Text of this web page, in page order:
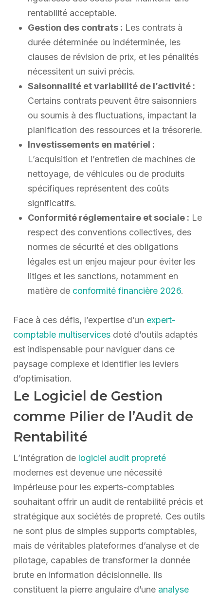
rentabilité acceptable.
Gestion des contrats : Les contrats à
durée déterminée ou indéterminée, les
clauses de révision de prix, et les pénalités
nécessitent un suivi précis.
Saisonnalité et variabilité de l’activité :
Certains contrats peuvent être saisonniers
ou soumis à des fluctuations, impactant la
planification des ressources et la trésorerie.
Investissements en matériel :
L’acquisition et l’entretien de machines de
nettoyage, de véhicules ou de produits
spécifiques représentent des coûts
significatifs.
Conformité réglementaire et sociale : Le
respect des conventions collectives, des
normes de sécurité et des obligations
légales est un enjeu majeur pour éviter les
litiges et les sanctions, notamment en
matière de conformité financière 2026.
Face à ces défis, l’expertise d’un expert-
comptable multiservicesdoté d’outils adaptés
est indispensable pour naviguer dans ce
paysage complexe et identifier les leviers
d’optimisation.
Le Logiciel de Gestion
comme Pilier de l’Audit de
Rentabilité
L’intégration de logiciel audit propreté
modernes est devenue une nécessité
impérieuse pour les experts-comptables
souhaitant offrir un audit de rentabilité précis et
stratégique aux sociétés de propreté. Ces outils
ne sont plus de simples supports comptables,
mais de véritables plateformes d’analyse et de
pilotage, capables de transformer la donnée
brute en information décisionnelle. Ils
constituent la pierre angulaire d’une analyse